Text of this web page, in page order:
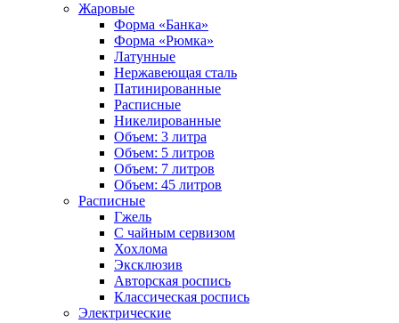
Жаровые
Форма «Банка»
Форма «Рюмка»
Латунные
Нержавеющая сталь
Патинированные
Расписные
Никелированные
Объем: 3 литра
Объем: 5 литров
Объем: 7 литров
Объем: 45 литров
Расписные
Гжель
С чайным сервизом
Хохлома
Эксклюзив
Авторская роспись
Классическая роспись
Электрические